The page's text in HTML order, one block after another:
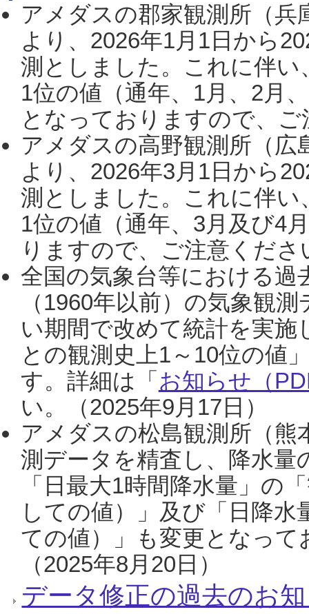
アメダスの郡家観測所（
より、2026年1月1日から
測としました。これに伴い
1位の値（通年、1月、2月
となっておりますので、
アメダスの高野観測所（
より、2026年3月1日から
測としました。これに伴い
1位の値（通年、3月及び4
りますので、ご注意くだ
全国の気象台等における過
（1960年以前）の気象観
い期間で改めて統計を実
との観測史上1～10位の値
す。詳細は「 お知らせ（
い。（2025年9月17日）
アメダスの松島観測所（熊
測データを精査し、降水
「日最大1時間降水量」の
しての値）」及び「日降
ての値）」も変更となっ
（2025年8月20日）
データ修正の過去のお